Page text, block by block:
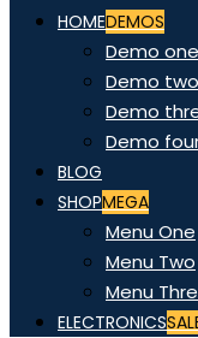
HOMEDEMOS
Demo one
Demo two
Demo
Demo
BLOG
SHOPMEGA
Menu One
Menu Two
Menu
ELECTRONICS